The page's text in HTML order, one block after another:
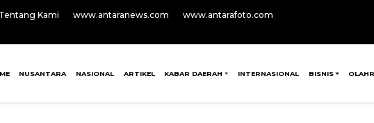
Tentang Kami www.antaranews.com
www.antarafoto.com
NUSANTARA NASIONAL ARTIKEL KABAR DAERAH INTERNASIONAL BISNIS